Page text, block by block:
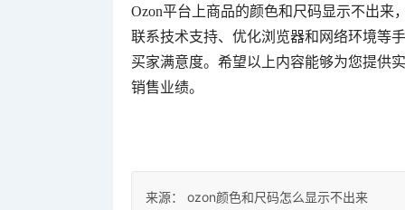
Ozon平台上商品的颜色和尺码显示不出来
联系技术支持、优化浏览器和网络环境等
买家满意度。希望以上内容能够为您提供
销售业绩。
来源：
ozon颜色和尺码怎么显示不出来